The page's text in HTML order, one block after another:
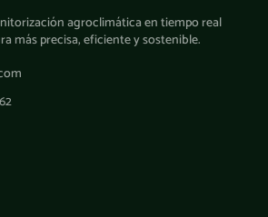
agroclimática en tiempo real
más precisa, eficiente y sostenible.